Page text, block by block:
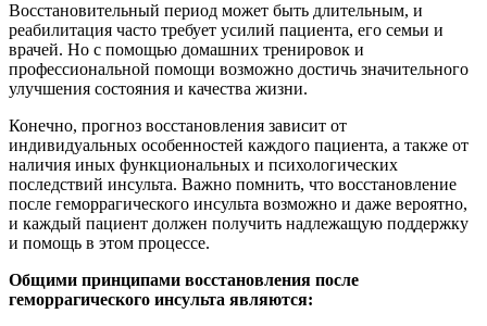
Восстановительный период может быть длительным, и
реабилитация часто требует усилий пациента, его семьи и
врачей. Но с помощью домашних тренировок и
профессиональной помощи возможно достичь значительного
улучшения состояния и качества жизни.
Конечно, прогноз восстановления зависит от
индивидуальных особенностей каждого пациента, а также от
наличия иных функциональных и психологических
последствий инсульта. Важно помнить, что восстановление
после геморрагического инсульта возможно и даже вероятно,
и каждый пациент должен получить надлежащую поддержку
и помощь в этом процессе.
Общими принципами восстановления после
геморрагического инсульта являются: